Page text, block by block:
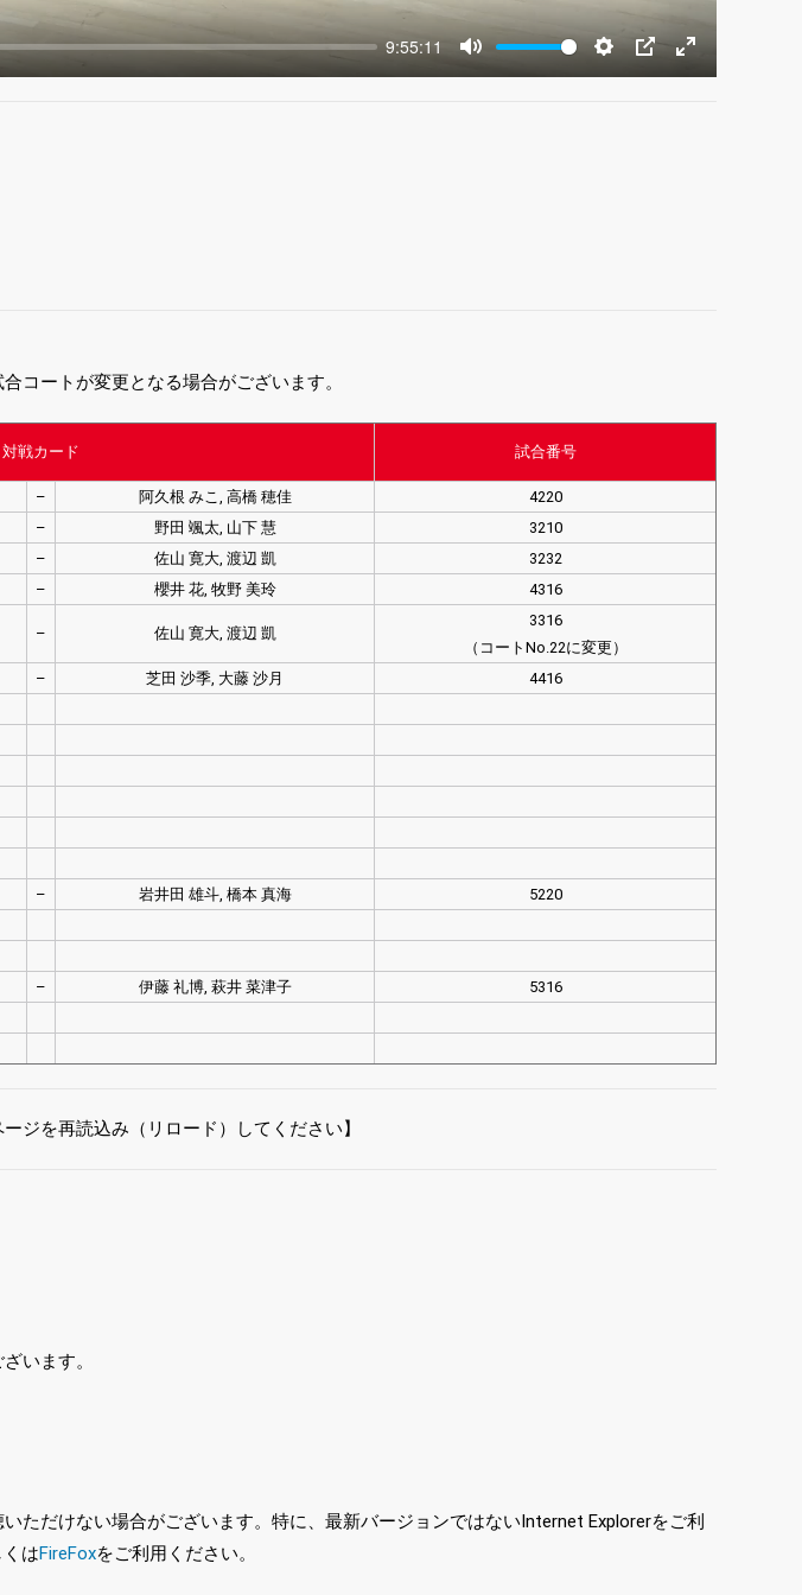
9:55:11
Mute Settings
PIP Enter
コートが変更となる場合がございます。
対戦カード 試合番号
– 阿久根 みこ, 高橋 穂佳
4220
– 野田 颯太, 山下 慧
3210
– 佐山 寛大, 渡辺 凱
3232
– 櫻井 花, 牧野 美玲 4316
– 佐山 寛大, 渡辺 凱
3316
（コートNo.22に変更）
– 芝田 沙季, 大藤 沙月
4416
– 岩井田 雄斗, 橋本 真海
5220
– 伊藤 礼博, 萩井 菜津子
5316
ジを再読込み（リロード）してください】
います。
ただけない場合がございます。特に、最新バージョンではないInternet Explorerをご利
くはFireFoxをご利用ください。